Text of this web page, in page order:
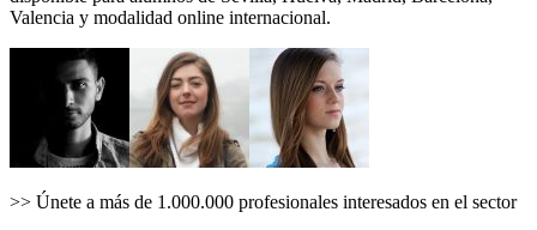
Valencia y modalidad online internacional.
>> Únete a más de 1.000.000 profesionales interesados en el sector